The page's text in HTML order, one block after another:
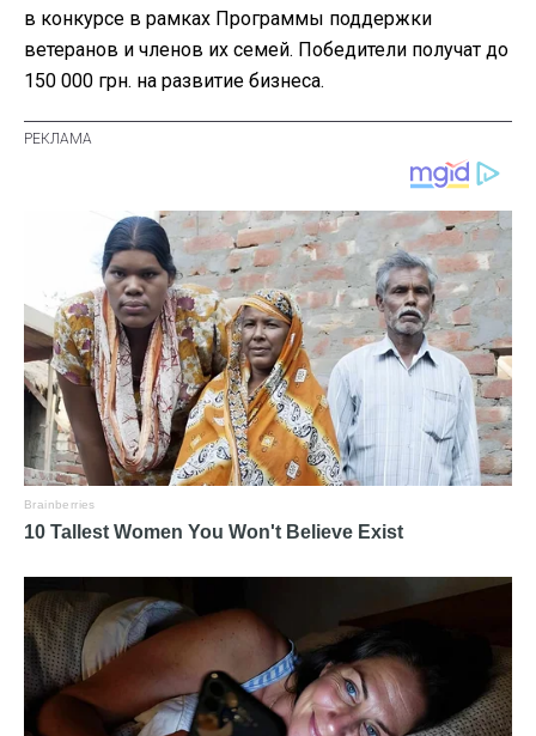
в конкурсе в рамках Программы поддержки
ветеранов и членов их семей. Победители получат до
150 000 грн. на развитие бизнеса.